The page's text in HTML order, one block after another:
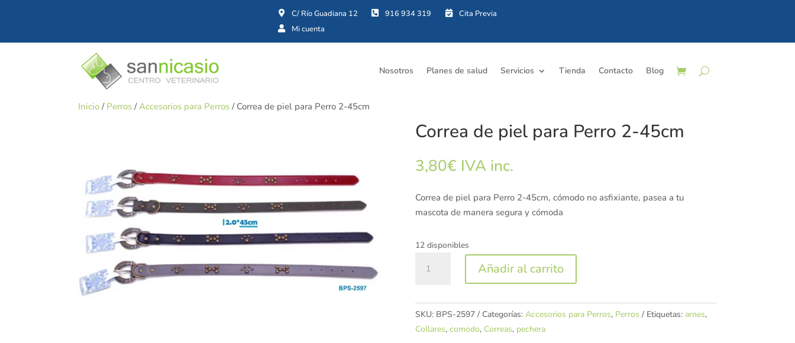
 


Nosotros Planes de salud Servicios Tienda Contacto Blog
Inicio / Perros /Accesorios para Perros / Correa de piel para Perro 2-45cm
Correa de piel para Perro 2-45cm
3,80€ IVA inc.
Correa de piel para Perro 2-45cm, cómodo no asfixiante, pasea a tu
mascota de manera segura y cómoda
12 disponibles
para
Perro
2-
Añadir al carrito
SKU: BPS-2597 Categorías: Accesorios para Perros, Perros Etiquetas: arnes,
Collares, comodo, Correas, pechera